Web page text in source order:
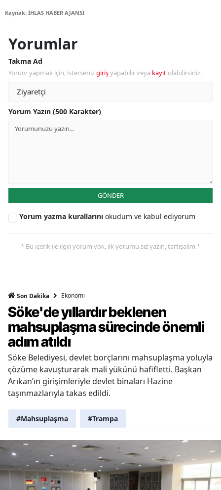
Kaynak: İHLAS HABER AJANSI
Yorumlar
Takma Ad
Yorum yapmak için, istersenizgirişyapabilir veya kayıt olabilirsiniz.
Yorum Yazın (500 Karakter)
GÖNDER
Yorum yazma kurallarını okudum ve kabul ediyorum
* Bu içerik ile ilgili yorum yok, ilk yorumu siz yazın, tartışalım *
Son Dakika Ekonomi
Söke'de yıllardır beklenen
mahsuplaşma sürecinde önemli
adım atıldı
Söke Belediyesi, devlet borçlarını mahsuplaşma yoluyla
çözüme kavuşturarak mali yükünü hafifletti. Başkan
Arıkan’ın girişimleriyle devlet binaları Hazine
taşınmazlarıyla takas edildi.
#Mahsuplaşma #Trampa